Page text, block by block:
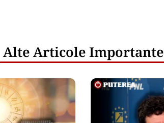
Alte Articole Importante